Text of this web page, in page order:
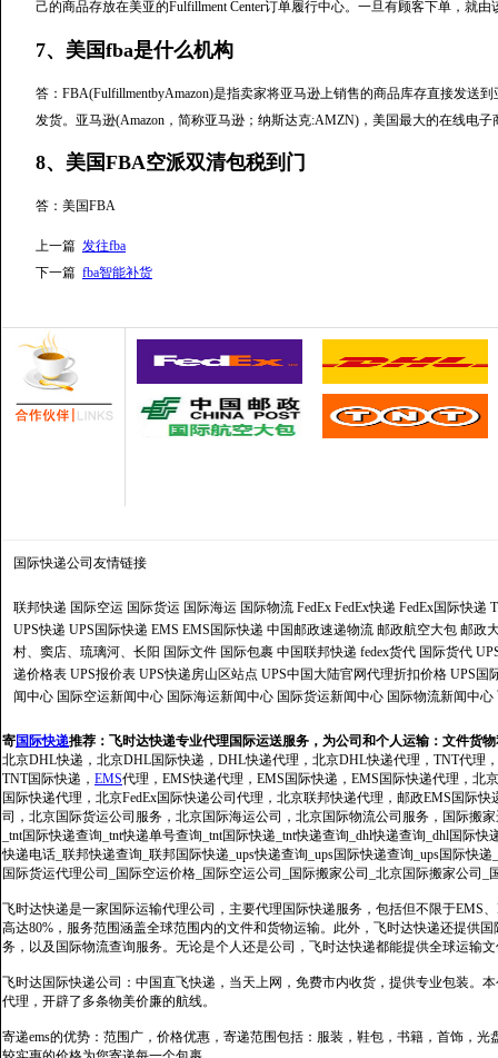
己的商品存放在美亚的Fulfillment Center订单履行中心。一旦有顾客下单，就
7、美国fba是什么机构
答：FBA(FulfillmentbyAmazon)是指卖家将亚马逊上销售的商品库存直接发送
发货。亚马逊(Amazon，简称亚马逊；纳斯达克:AMZN)，美国最大的在线电
8、美国FBA空派双清包税到门
答：美国FBA
上一篇 发往fba
下一篇 fba智能补货
国际快递公司 友情链接
联邦快递 国际空运 国际货运 国际海运 国际物流 FedEx FedEx快递 FedEx国际快递
UPS快递 UPS国际快递 EMS EMS国际快递 中国邮政速递物流 邮政航空大包 邮政
村、窦店、琉璃河、长阳 国际文件 国际包裹 中国联邦快递 fedex货代 国际货代
递价格表 UPS报价表 UPS快递房山区站点 UPS中国大陆官网代理折扣价格 UPS国
闻中心 国际空运新闻中心 国际海运新闻中心 国际货运新闻中心 国际物流新闻中心
寄国际快递推荐： 飞时达快递专业代理国际运送服务，为公司和个人运输：文件货
北京DHL快递，北京DHL国际快递，DHL快递代理，北京DHL快递代理，TNT代理
TNT国际快递， EMS代理，EMS快递代理，EMS国际快递，EMS国际快递代理，北
国际快递代理，北京FedEx国际快递公司代理，北京联邦快递代理，邮政EMS国际
司，北京国际货运公司服务，北京国际海运公司，北京国际物流公司服务，国际搬
_tnt国际快递查询_tnt快递单号查询_tnt国际快递_tnt快递查询_dhl快递查询_dhl国际
快递电话_联邦快递查询_联邦国际快递_ups快递查询_ups国际快递查询_ups国际快
国际货运代理公司_国际空运价格_国际空运公司_国际搬家公司_北京国际搬家公司_
飞时达快递是一家国际运输代理公司，主要代理国际快递服务，包括但不限于EMS
高达80%，服务范围涵盖全球范围内的文件和货物运输。此外，飞时达快递还提供
务，以及国际物流查询服务。无论是个人还是公司，飞时达快递都能提供全球运输
飞时达国际快递公司：中国直飞快递，当天上网，免费市内收货，提供专业包装。
代理，开辟了多条物美价廉的航线。
寄递ems的优势：范围广，价格优惠，寄递范围包括：服装，鞋包，书籍，首饰，